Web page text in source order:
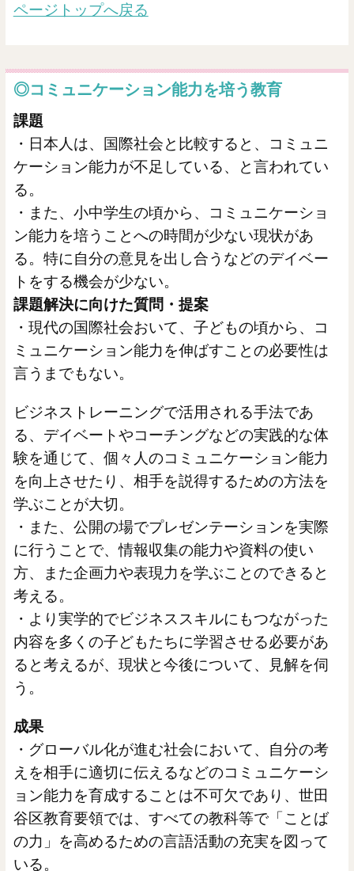
ページトップへ戻る
◎コミュニケーション能力を培う教育
課題
・日本人は、国際社会と比較すると、コミュニ
ケーション能力が不足している、と言われてい
る。
・また、小中学生の頃から、コミュニケーショ
ン能力を培うことへの時間が少ない現状があ
る。特に自分の意見を出し合うなどのデイベー
トをする機会が少ない。
課題解決に向けた質問・提案
・現代の国際社会おいて、子どもの頃から、コ
ミュニケーション能力を伸ばすことの必要性は
言うまでもない。
ビジネストレーニングで活用される手法であ
る、デイベートやコーチングなどの実践的な体
験を通じて、個々人のコミュニケーション能力
を向上させたり、相手を説得するための方法を
学ぶことが大切。
・また、公開の場でプレゼンテーションを実際
に行うことで、情報収集の能力や資料の使い
方、また企画力や表現力を学ぶことのできると
考える。
・より実学的でビジネススキルにもつながった
内容を多くの子どもたちに学習させる必要があ
ると考えるが、現状と今後について、見解を伺
う。
成果
・グローバル化が進む社会において、自分の考
えを相手に適切に伝えるなどのコミュニケーシ
ョン能力を育成することは不可欠であり、世田
谷区教育要領では、すべての教科等で「ことば
の力」を高めるための言語活動の充実を図って
いる。